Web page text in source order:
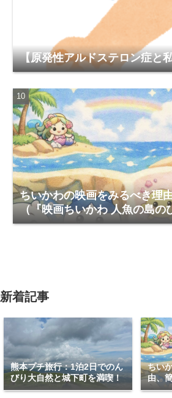
【原発性アルドステロン症と
ちいかわの映画をみるべき理
（『映画ちいかわ 人魚の島の
新着記事
熊本プチ旅行：1泊2日でのん
びり大自然と城下町を満喫！
ちい
由、
わ 人